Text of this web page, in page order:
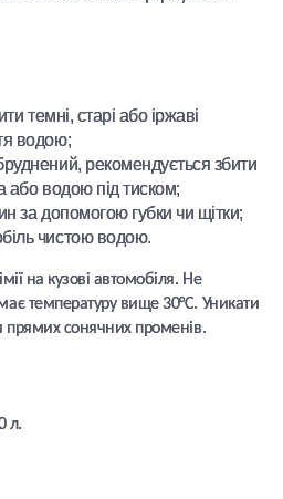
темні, старі або іржаві
водою;
рекомендується збити
або водою під тиском;
за допомогою губки чи щітки;
чистою водою.
на кузові автомобіля. Не
температуру вище 30°С. Уникати
прямих сонячних променів.
л.